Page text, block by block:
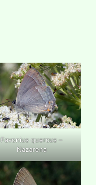
Favonius quercus –
Nazarena